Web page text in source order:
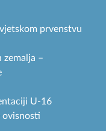
prvenstvu
zemalja –
U-16
ovisnosti